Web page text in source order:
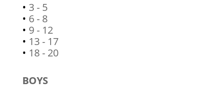
• 3 - 5
• 6 - 8
• 9 - 12
• 13 - 17
• 18 - 20
BOYS